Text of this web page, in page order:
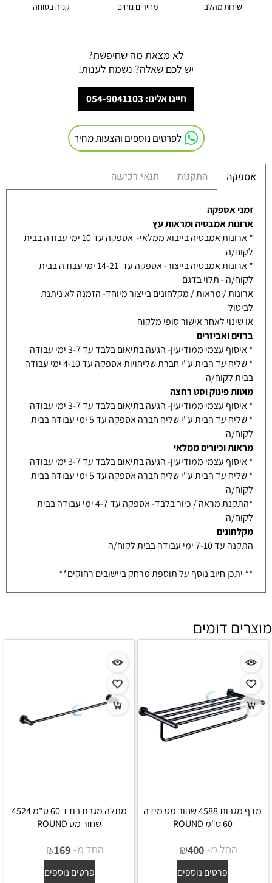
שירות מהלב מחירים נוחים קניה בטוחה
לא מצאת מה שחיפשת?
יש לכם שאלה? נשמח לענות!
חייגו אלינו: 054-9041103
לפרטים נוספים והצעות מחיר
אספקה התקנות תנאי רכישה
זמני אספקה
ארונות אמבטיה ומראות עץ
* ארונות אמבטיה בייבוא ממלאי- אספקה עד 10 ימי עבודה בבית
לקוח/ה
* ארונות אמבטיה בייצור- אספקה עד 14-21 ימי עבודה בבית
לקוח/ה - תלוי בדגם
ארונות / מראות / מקלחונים בייצור מיוחד- הזמנה לא ניתנת
לביטול
או שינוי לאחר אישור סופי מלקוח
ברזים ואביזרים
* איסוף עצמי ממודיעין- הגעה בתיאום בלבד עד 3-7 ימי עבודה
* שליח עד הבית ע"י חברת שליחויות אספקה עד 4-10 ימי עבודה
בבית לקוח/ה
מוטות פינוק וסט רחצה
* איסוף עצמי ממודיעין- הגעה בתיאום בלבד עד 3-7 ימי עבודה
* שליח עד הבית ע"י שליח חברה אספקה עד 5 ימי עבודה בבית
לקוח/ה
מראות וכיורים ממלאי
* איסוף עצמי ממודיעין- הגעה בתיאום בלבד עד 3-7 ימי עבודה
* שליח עד הבית ע"י שליח חברה אספקה עד 5 ימי עבודה בבית
לקוח/ה
*התקנת מראה / כיור בלבד- אספקה עד 4-7 ימי עבודה בבית
לקוח/ה
מקלחונים
התקנה עד 7-10 ימי עבודה בבית לקוח/ה
** יתכן חיוב נוסף על תוספת מרחק ביישובים רחוקים**
מוצרים דומים
מדף מגבות 4588 שחור מט מידה
60 ס"מ ROUND
החל מ- ₪400
פרטים נוספים
מתלה מגבת בודד 60 ס"מ 4524
שחור מט ROUND
החל מ- ₪169
פרטים נוספים